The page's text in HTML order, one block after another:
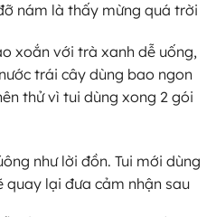
nám là thấy mừng quá trời
xoắn với trà xanh dễ uống,
trái cây dùng bao ngon
thử vì tui dùng xong 2 gói
như lời đồn. Tui mới dùng
quay lại đưa cảm nhận sau